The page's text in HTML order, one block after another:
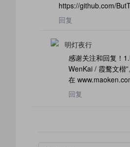
https://github.com/
回复
明灯夜行
感谢关注和回复！
WenKai / 霞鹜文楷
在
回复